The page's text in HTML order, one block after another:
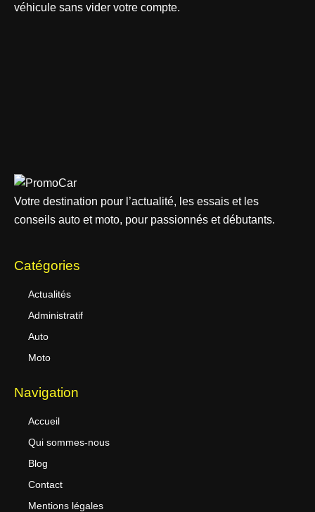
véhicule sans vider votre compte.
Votre destination pour l’actualité, les essais et les
conseils auto et moto, pour passionnés et débutants.
Catégories
Actualités
Administratif
Auto
Moto
Navigation
Accueil
Qui sommes-nous
Blog
Contact
Mentions légales